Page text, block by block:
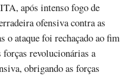
após intenso fogo de
ofensiva contra as
o ataque foi rechaçado ao fim
forças revolucionárias a
obrigando as forças